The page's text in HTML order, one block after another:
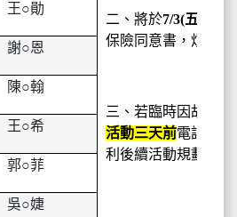
二、將於7/3(五)
保險同意書，煩請留
三、若臨時因故無
活動三天前電話通
利後續活動規劃。
王○勛
謝○恩
陳○翰
王○希
郭○菲
吳○婕